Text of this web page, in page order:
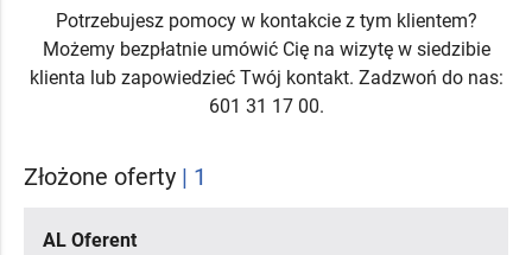
Potrzebujesz pomocy w kontakcie z tym klientem?
Możemy bezpłatnie umówić Cię na wizytę w siedzibie
klienta lub zapowiedzieć Twój kontakt. Zadzwoń do nas:
601 31 17 00.
Złożone oferty | 1
AL Oferent